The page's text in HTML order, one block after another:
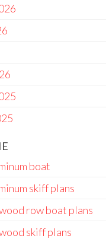
boat
skiff plans
row boat plans
skiff plans